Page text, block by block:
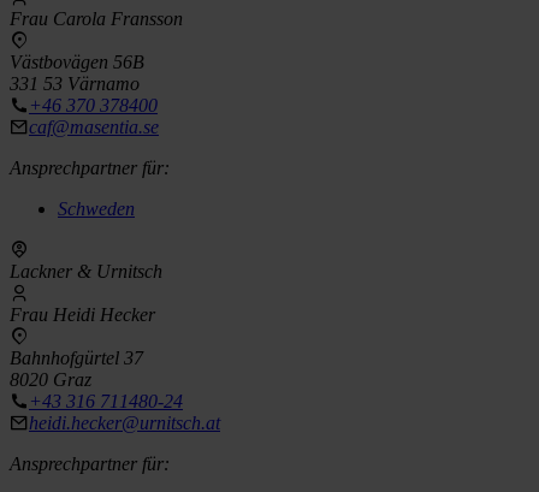
Frau Carola Fransson
Västbovägen 56B
331 53 Värnamo
+46 370 378400
caf@masentia.se
Ansprechpartner für:
Schweden
Lackner & Urnitsch
Frau Heidi Hecker
Bahnhofgürtel 37
8020 Graz
+43 316 711480-24
heidi.hecker@urnitsch.at
Ansprechpartner für: